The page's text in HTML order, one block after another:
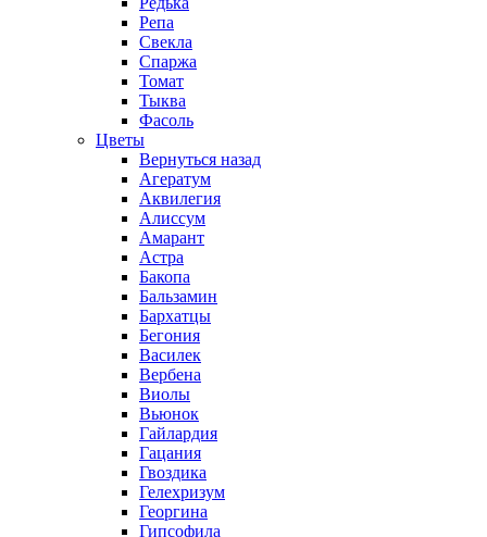
Репа
Свекла
Спаржа
Томат
Тыква
Фасоль
Цветы
Вернуться назад
Агератум
Аквилегия
Алиссум
Амарант
Астра
Бакопа
Бальзамин
Бархатцы
Бегония
Василек
Вербена
Виолы
Вьюнок
Гайлардия
Гацания
Гвоздика
Гелехризум
Георгина
Гипсофила